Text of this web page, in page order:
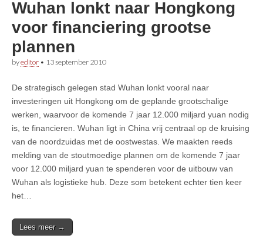
Wuhan lonkt naar Hongkong
voor financiering grootse
plannen
byeditor • 13 september 2010
De strategisch gelegen stad Wuhan lonkt vooral naar
investeringen uit Hongkong om de geplande grootschalige
werken, waarvoor de komende 7 jaar 12.000 miljard yuan nodig
is, te financieren. Wuhan ligt in China vrij centraal op de kruising
van de noordzuidas met de oostwestas. We maakten reeds
melding van de stoutmoedige plannen om de komende 7 jaar
voor 12.000 miljard yuan te spenderen voor de uitbouw van
Wuhan als logistieke hub. Deze som betekent echter tien keer
het…
Lees meer →